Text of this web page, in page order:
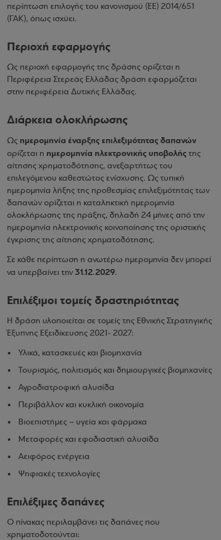
περίπτωση επιλογής του κανονισμού (ΕΕ) 2014/651
(ΓΑΚ), όπως ισχύει.
Περιοχή εφαρμογής
Ως περιοχή εφαρμογής της δράσης ορίζεται η
Περιφέρεια Στερεάς Ελλάδας δράση εφαρμόζεται
στην περιφέρεια Δυτικής Ελλάδας.
Διάρκεια ολοκλήρωσης
Ως ημερομηνία έναρξης επιλεξιμότητας δαπανών
ορίζεται η ημερομηνία ηλεκτρονικής υποβολής της
αίτησης χρηματοδότησης, ανεξαρτήτως του
επιλεγόμενου καθεστώτος ενίσχυσης. Ως τυπική
ημερομηνία λήξης της προθεσμίας επιλεξιμότητας των
δαπανών ορίζεται η καταληκτική ημερομηνία
ολοκλήρωσης της πράξης, δηλαδή 24 μήνες από την
ημερομηνία ηλεκτρονικής κοινοποίησης της οριστικής
έγκρισης της αίτησης χρηματοδότησης.
Σε κάθε περίπτωση η ανωτέρω ημερομηνία δεν μπορεί
να υπερβαίνει την 31.12.2029.
Επιλέξιμοι τομείς δραστηριότητας
Η δράση υλοποιείται σε τομείς της Εθνικής Στρατηγικής
Έξυπνης Εξειδίκευσης 2021- 2027:
Υλικά, κατασκευές και βιομηχανία
Τουρισμός, πολιτισμός και δημιουργικές βιομηχανίες
Αγροδιατροφική αλυσίδα
Περιβάλλον και κυκλική οικονομία
Βιοεπιστήμες – υγεία και φάρμακα
Μεταφορές και εφοδιαστική αλυσίδα
Αειφόρος ενέργεια
Ψηφιακές τεχνολογίες
Επιλέξιμες δαπάνες
Ο πίνακας περιλαμβάνει τις δαπάνες που
χρηματοδοτούνται: